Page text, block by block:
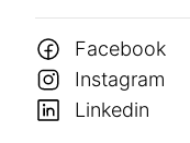
Facebook
Instagram
Linkedin